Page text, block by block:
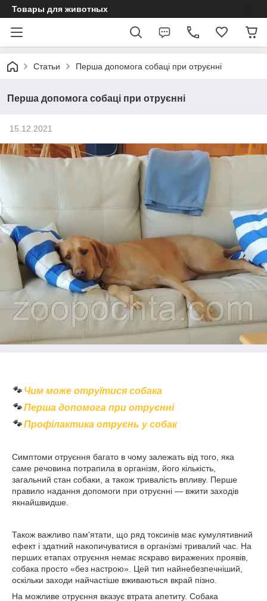
Товары для животных
Статьи Перша допомога собаці при отруєнні
Перша допомога собаці при отруєнні
15.12.2021
🐾 Чим може отруїтися собака
🐾Перша допомога при отруєнні
🐾Профілактика отруєнь у собак
Симптоми отруєння багато в чому залежать від того, яка
саме речовина потрапила в організм, його кількість,
загальний стан собаки, а також тривалість впливу. Перше
правило надання допомоги при отруєнні — вжити заходів
якнайшвидше.
Також важливо пам'ятати, що ряд токсинів має кумулятивний
ефект і здатний накопичуватися в організмі тривалий час. На
перших етапах отруєння немає яскраво виражених проявів,
собака просто «без настрою». Цей тип найнебезпечніший,
оскільки заходи найчастіше вживаються вкрай пізно.
На можливе отруєння вказує втрата апетиту. Собака